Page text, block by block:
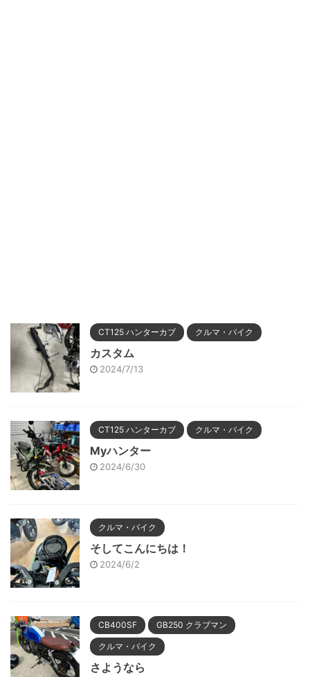
CT125 ハンターカブ クルマ・バイク
カスタム
2024/7/13
CT125 ハンターカブ クルマ・バイク
Myハンター
2024/6/30
クルマ・バイク
そしてこんにちは！
2024/6/2
CB400SF GB250 クラブマン
クルマ・バイク
さようなら